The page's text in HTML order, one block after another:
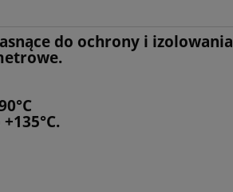
do ochrony i izolowania